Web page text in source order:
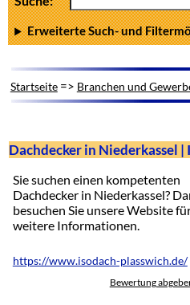
Erweiterte Such- und
Startseite=> Branchen und
Dachdecker in Niederkassel |
Sie suchen einen kompetenten
Dachdecker in Niederkassel?
besuchen Sie unsere Website
weitere Informationen.
https://www.isodach-plasswich.de/
Bewertung